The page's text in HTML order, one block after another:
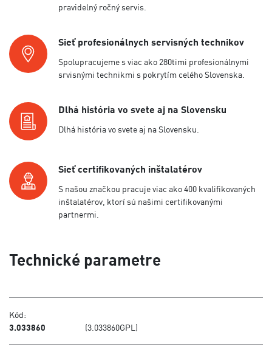
pravidelný ročný servis.
Sieť profesionálnych servisných technikov
Spolupracujeme s viac ako 280timi profesionálnymi
srvisnými technikmi s pokrytím celého Slovenska.
Dlhá história vo svete aj na Slovensku
Dlhá história vo svete aj na Slovensku.
Sieť certifikovaných inštalatérov
S našou značkou pracuje viac ako 400 kvalifikovaných
inštalatérov, ktorí sú našimi certifikovanými
partnermi.
Technické parametre
Kód:
3.033860
(3.033860GPL)